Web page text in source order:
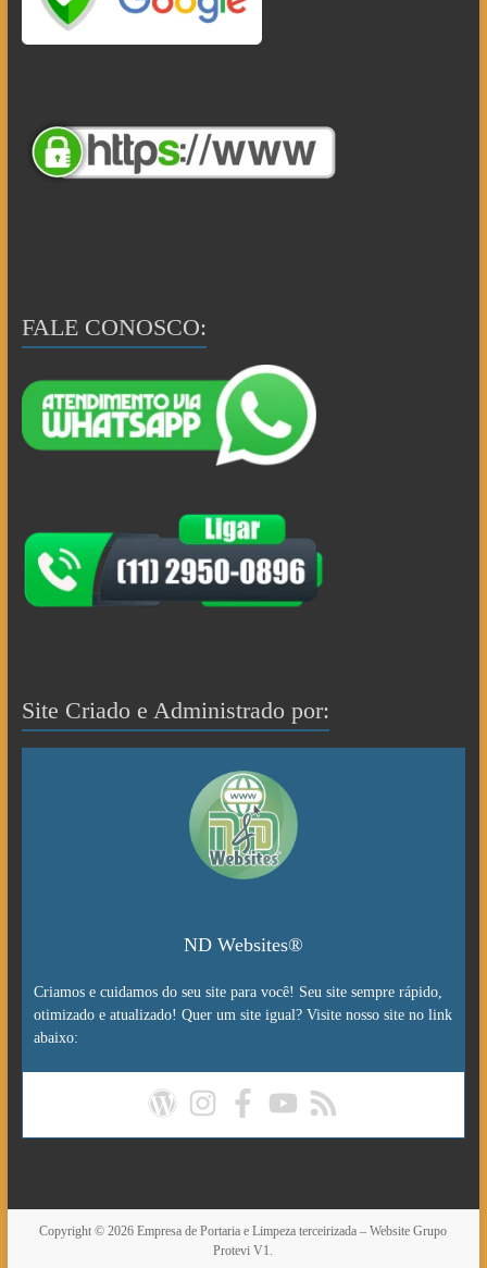
FALE CONOSCO:
Site Criado e Administrado por:
ND Websites®
Criamos e cuidamos do seu site para você! Seu site sempre rápido,
otimizado e atualizado! Quer um site igual? Visite nosso site no link
abaixo:
Copyright © 2026Empresa de Portaria e Limpeza terceirizada – Website Grupo
Protevi V1.